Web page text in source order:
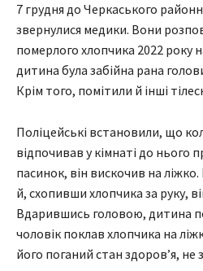
7 грудня до Черкаського
звернулися медики. Вони
померлого хлопчика 2022 року
дитина була забійна рана
Крім того, помітили й інші
Поліцейські встановили, що
відпочивав у кімнаті до нього
пасинок, він вискочив на
й, схопивши хлопчика за руку,
Вдарившись головою, дитина
чоловік поклав хлопчика на
його поганий стан здоров’я, не